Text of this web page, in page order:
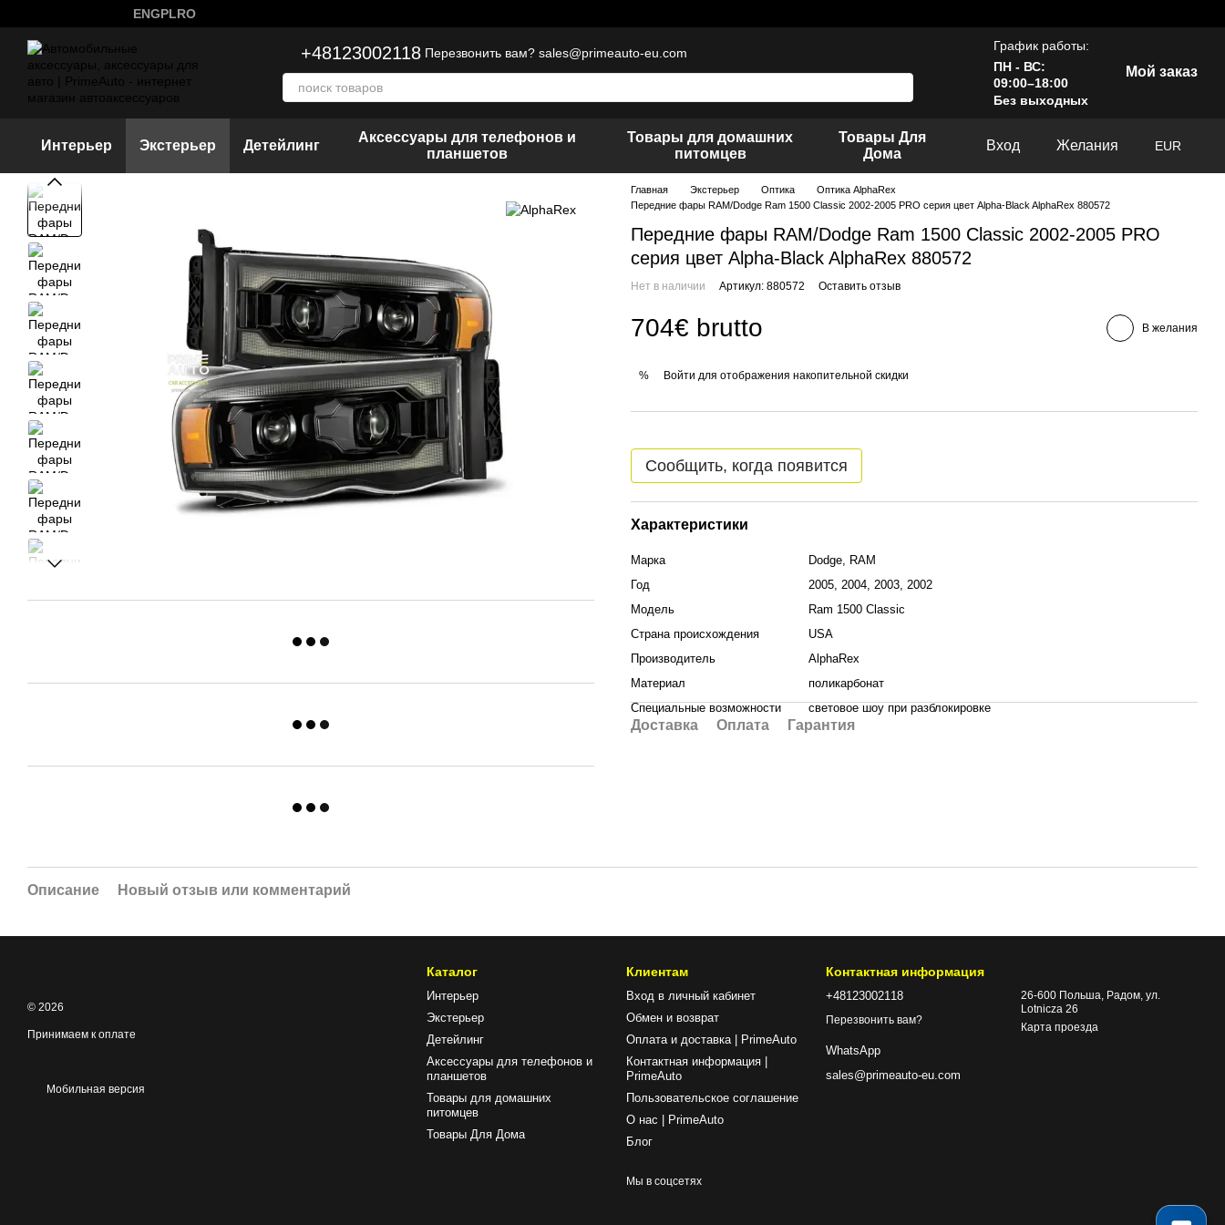
Перейти к основному контенту
ENGPLRO
+48123002118 Перезвонить вам? sales@primeauto-eu.com
График работы:
ПН - ВС:
09:00–18:00
Без выходных
Мой заказ
Интерьер Экстерьер Детейлинг
Аксессуары для телефонов и
планшетов
Товары для домашних
питомцев
Товары Для
Дома
Вход Желания EUR
Главная Экстерьер Оптика
Оптика AlphaRex
Передние фары RAM/Dodge Ram 1500 Classic 2002-2005 PRO серия цвет Alpha-Black AlphaRex 880572
Передние фары RAM/Dodge Ram 1500 Classic 2002-2005 PRO
серия цвет Alpha-Black AlphaRex 880572
Нет в наличии Артикул: 880572 Оставить отзыв
704€ brutto В желания
% Войти для отображения накопительной скидки
Сообщить, когда появится
Характеристики
Марка
Dodge, RAM
Год
2005, 2004, 2003, 2002
Модель
Ram 1500 Classic
Страна происхождения
USA
Производитель
AlphaRex
Материал
поликарбонат
Специальные возможности
световое шоу при разблокировке
Доставка Оплата Гарантия
Описание Новый отзыв или комментарий
© 2026
Принимаем к оплате
Мобильная версия
Каталог
Интерьер
Экстерьер
Детейлинг
Аксессуары для телефонов и
планшетов
Товары для домашних
питомцев
Товары Для Дома
Клиентам
Вход в личный кабинет
Обмен и возврат
Оплата и доставка | PrimeAuto
Контактная информация |
PrimeAuto
Пользовательское соглашение
О нас | PrimeAuto
Блог
Мы в соцсетях
Контактная информация
+48123002118
Перезвонить вам?
WhatsApp
sales@primeauto-eu.com
26-600 Польша, Радом, ул.
Lotnicza 26
Карта проезда